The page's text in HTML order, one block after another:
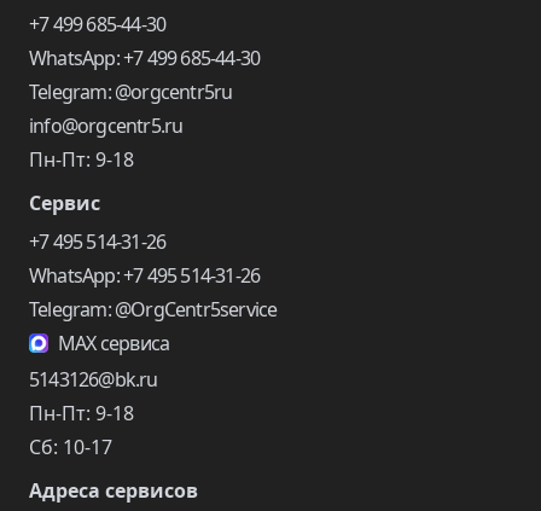
+7 499 685-44-30
WhatsApp: +7 499 685-44-30
Telegram: @orgcentr5ru
info@orgcentr5.ru
Пн-Пт: 9-18
Сервис
+7 495 514-31-26
WhatsApp: +7 495 514-31-26
Telegram: @OrgCentr5service
MAX сервиса
5143126@bk.ru
Пн-Пт: 9-18
Сб: 10-17
Адреса сервисов